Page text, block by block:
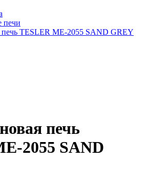
печи
TESLER ME-2055 SAND GREY
печь
2055 SAND